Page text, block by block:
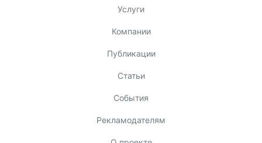
Услуги
Компании
Публикации
Статьи
События
Рекламодателям